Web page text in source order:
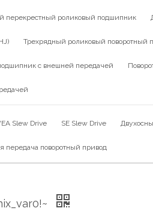
перекрестный роликовый подшипник
Трехрядный роликовый поворотный
с внешней передачей
Slew Drive SE Slew Drive
передача поворотный привод